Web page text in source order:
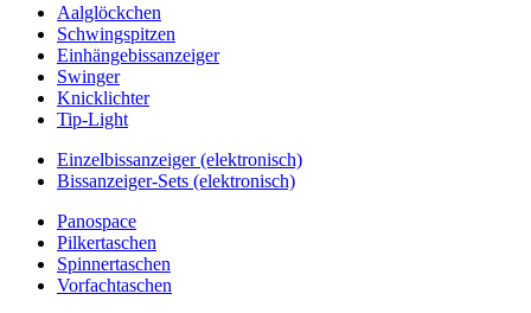
Aalglöckchen
Schwingspitzen
Einhängebissanzeiger
Swinger
Knicklichter
Tip-Light
Einzelbissanzeiger (elektronisch)
Bissanzeiger-Sets (elektronisch)
Panospace
Pilkertaschen
Spinnertaschen
Vorfachtaschen